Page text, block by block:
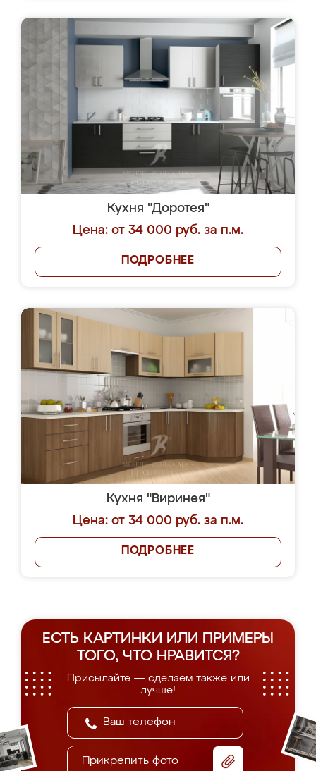
Кухня "Доротея"
Цена: от 34 000 руб. за п.м.
ПОДРОБНЕЕ
Кухня "Виринея"
Цена: от 34 000 руб. за п.м.
ПОДРОБНЕЕ
ЕСТЬ КАРТИНКИ ИЛИ ПРИМЕРЫ
ТОГО, ЧТО НРАВИТСЯ?
Присылайте — сделаем также или
лучше!
Прикрепить фото